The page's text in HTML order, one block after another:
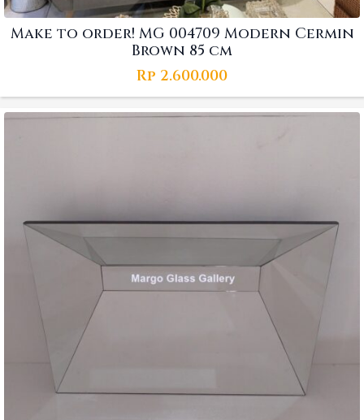
Make to order! MG 004709 Modern Cermin
Brown 85 cm
Rp 2.600.000